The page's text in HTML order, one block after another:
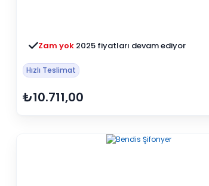
Zam yok 2025 fiyatları devam ediyor
Hızlı Teslimat
₺10.711,00